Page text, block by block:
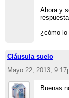
Ahora y
¿cómo
Cláusula suelo
Mayo 22, 2013;
Buenas